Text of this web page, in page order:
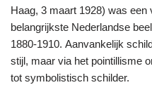
Haag, 3 maart 1928) was een
belangrijkste Nederlandse
1880-1910. Aanvankelijk
stijl, maar via het pointillisme
tot symbolistisch schilder.